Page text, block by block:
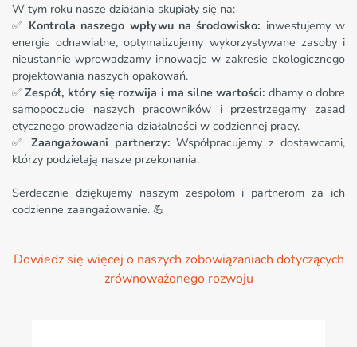
W tym roku nasze działania skupiały się na:
✅ Kontrola naszego wpływu na środowisko: inwestujemy w
energie odnawialne, optymalizujemy wykorzystywane zasoby i
nieustannie wprowadzamy innowacje w zakresie ekologicznego
projektowania naszych opakowań.
✅Zespół, który się rozwija i ma silne wartości: dbamy o dobre
samopoczucie naszych pracowników i przestrzegamy zasad
etycznego prowadzenia działalności w codziennej pracy.
✅ Zaangażowani partnerzy: Współpracujemy z dostawcami,
którzy podzielają nasze przekonania.
Serdecznie dziękujemy naszym zespołom i partnerom za ich
codzienne zaangażowanie. 💪
Dowiedz się więcej o naszych zobowiązaniach dotyczących
zrównoważonego rozwoju